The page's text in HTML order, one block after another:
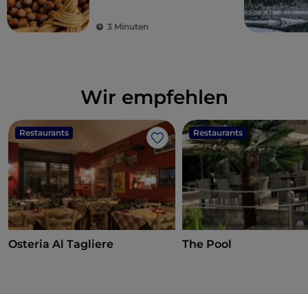
3 Minuten
Wir empfehlen
Restaurants
Like
Osteria Al Tagliere
Restaurants
The Pool